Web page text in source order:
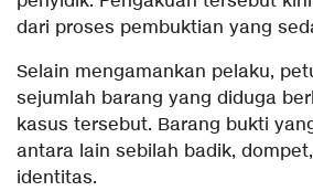
dari proses pembuktian yang
Selain mengamankan pelaku,
sejumlah barang yang diduga
kasus tersebut. Barang bukti
antara lain sebilah badik,
identitas.